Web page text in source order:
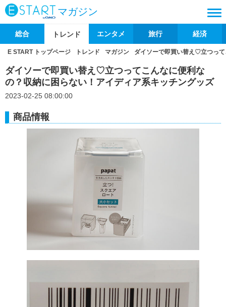
マガジン
総合 トレンド エンタメ 旅行 経済
E START トップページ トレンド マガジン ダイソーで即買い替え♡立つっ
ダイソーで即買い替え♡立つってこんなに便利な
の？収納に困らない！アイディア系キッチングッズ
2023-02-25 08:00:00
商品情報